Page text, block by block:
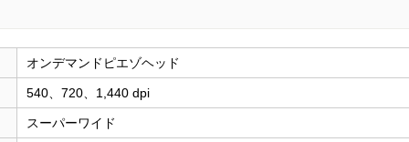
オンデマンドピエゾヘッド
540、720、1,440 dpi
スーパーワイド